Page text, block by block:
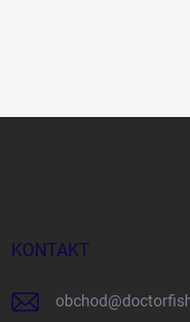
KONTAKT
obchod@